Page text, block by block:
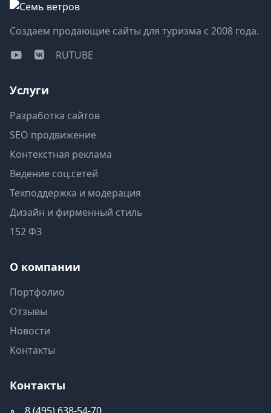
Создаем продающие сайты для туризма с 2008 года.
RUTUBE
Услуги
Разработка сайтов
SEO продвижение
Контекстная реклама
Ведение соц.сетей
Техподдержка и модерация
Дизайн и фирменный стиль
152 ФЗ
О компании
Портфолио
Отзывы
Новости
Контакты
Контакты